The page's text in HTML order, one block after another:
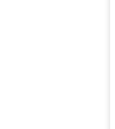
Alle Passeirer
Restaurants